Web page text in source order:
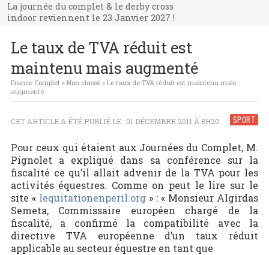
La journée du complet & le derby cross
indoor reviennent le 23 Janvier 2027 !
indoor reviennent le 23 Janvier 2027 !
Le taux de TVA réduit est
maintenu mais augmenté
France Complet» Non classé» Le taux de TVA réduit est maintenu mais
augmenté
SPORT
CET ARTICLE A ÉTÉ PUBLIÉ LE : 01 DÉCEMBRE 2011 À 8H20
Pour ceux qui étaient aux Journées du Complet, M.
Pignolet a expliqué dans sa conférence sur la
fiscalité ce qu’il allait advenir de la TVA pour les
activités équestres. Comme on peut le lire sur le
site « lequitationenperil.org» : « Monsieur Algirdas
Semeta, Commissaire européen chargé de la
fiscalité, a confirmé la compatibilité avec la
directive TVA européenne d’un taux réduit
applicable au secteur équestre en tant que